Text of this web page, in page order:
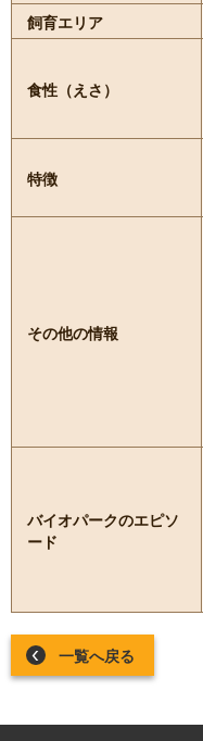
飼育エリア
食性（えさ）
特徴
その他の情報
バイオパークのエピソ
ード
一覧へ戻る